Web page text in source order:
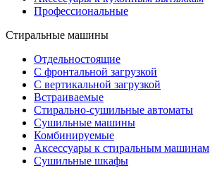
Профессиональные
Стиральные машины
Отдельностоящие
С фронтальной загрузкой
С вертикальной загрузкой
Встраиваемые
Стирально-сушильные автоматы
Сушильные машины
Комбинируемые
Аксессуары к стиральным машинам
Сушильные шкафы